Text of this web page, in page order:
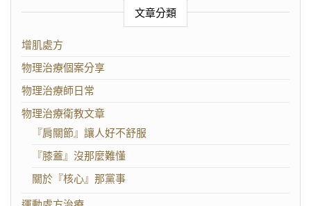
文章分類
增肌處方
物理治療個案分享
物理治療師日常
物理治療衛教文章
『肩關節』讓人好不舒服
『膝蓋』沒那麼難懂
關於『核心』那黨事